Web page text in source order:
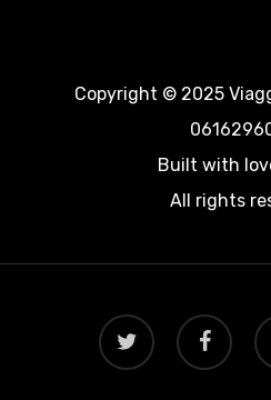
Copyright © 2025
Built with
All rights
twitter facebook